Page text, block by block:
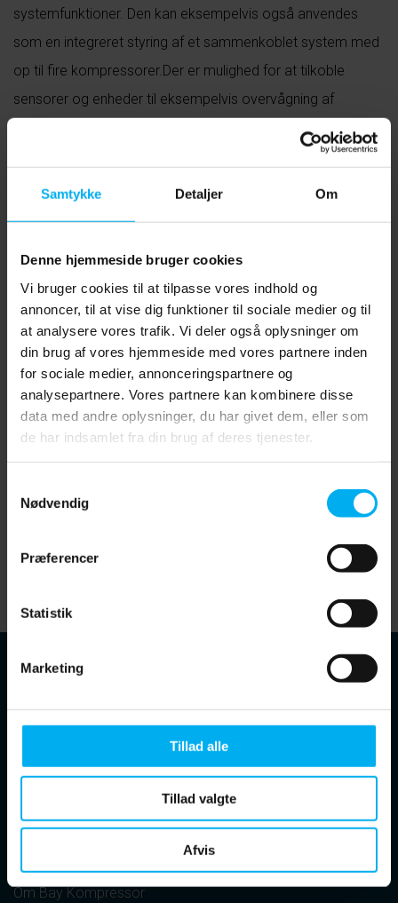
Samtykke Detaljer Om
Denne hjemmeside bruger cookies
Vi bruger cookies til at tilpasse vores indhold og
annoncer, til at vise dig funktioner til sociale medier og til
at analysere vores trafik. Vi deler også oplysninger om
din brug af vores hjemmeside med vores partnere inden
for sociale medier, annonceringspartnere og
analysepartnere. Vores partnere kan kombinere disse
data med andre oplysninger, du har givet dem, eller som
de har indsamlet fra din brug af deres tjenester.
Nødvendig
Præferencer
Statistik
Marketing
Tillad alle
Tillad valgte
Afvis
systemfunktioner. Den kan eksempelvis også anvendes
som en integreret styring af et sammenkoblet system med
op til fire kompressorer.Der er mulighed for at tilkoble
sensorer og enheder til eksempelvis overvågning af
mellemtryk og temperaturer. B-CONTROL II kan derfor
tilpasses og udvides til at opfylde dine individuelle krav.
Produktoplysninger
Download
Forretningsområder
Om Bay Kompressor